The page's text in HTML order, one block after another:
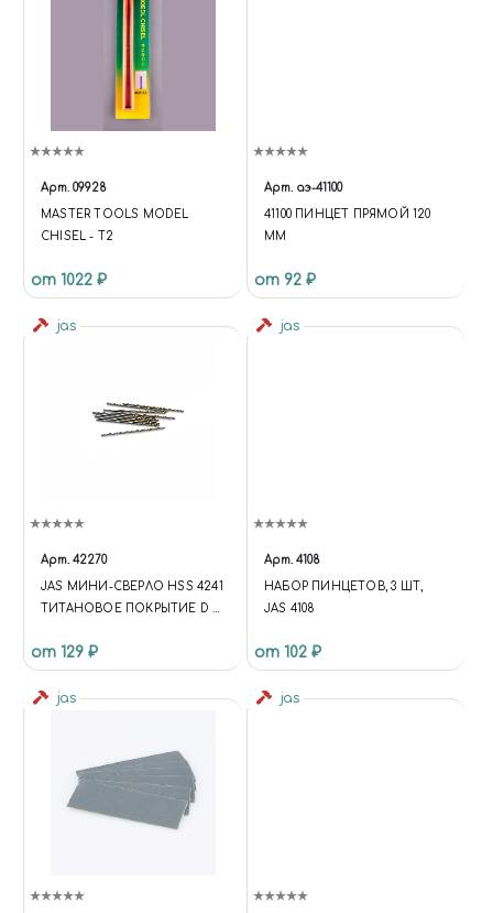
Арт. 09928
MASTER TOOLS MODEL
CHISEL - T2
от 1022 ₽
Арт. аэ-41100
41100 ПИНЦЕТ ПРЯМОЙ 120
ММ
от 92 ₽
jas
Арт. 42270
JAS МИНИ-СВЕРЛО HSS 4241
ТИТАНОВОЕ ПОКРЫТИЕ D 1,1
от 129 ₽
jas
Арт. 4108
НАБОР ПИНЦЕТОВ, 3 ШТ,
JAS 4108
от 102 ₽
jas jas